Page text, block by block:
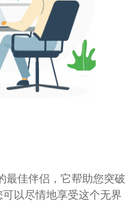
最佳伴侣，它帮助您突破
以尽情地享受这个无界